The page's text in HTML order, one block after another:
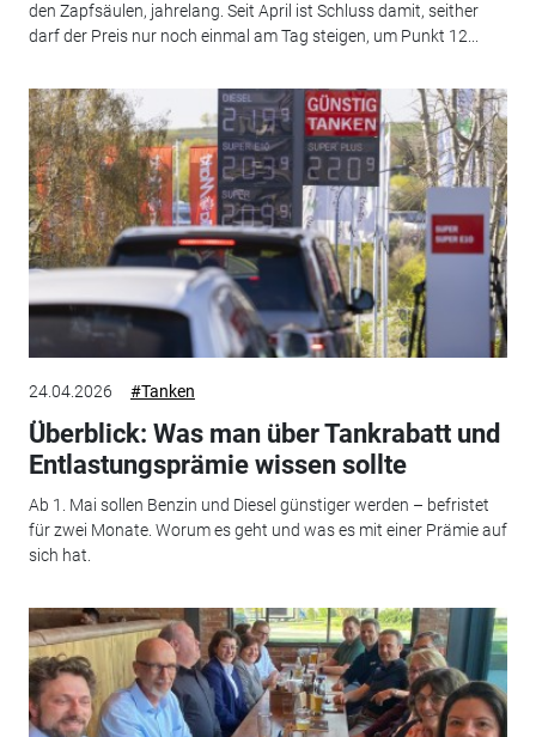
den Zapfsäulen, jahrelang. Seit April ist Schluss damit, seither
darf der Preis nur noch einmal am Tag steigen, um Punkt 12...
24.04.2026 #Tanken
Überblick: Was man über Tankrabatt und
Entlastungsprämie wissen sollte
Ab 1. Mai sollen Benzin und Diesel günstiger werden – befristet
für zwei Monate. Worum es geht und was es mit einer Prämie auf
sich hat.